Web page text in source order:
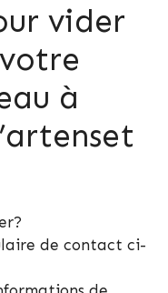
vider
à
de contact ci-